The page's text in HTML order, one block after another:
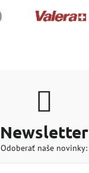
Newsletter
Odoberať naše novinky: